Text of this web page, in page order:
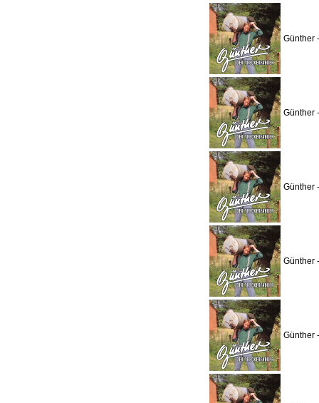
Günther
Günther
Günther
Günther
Günther